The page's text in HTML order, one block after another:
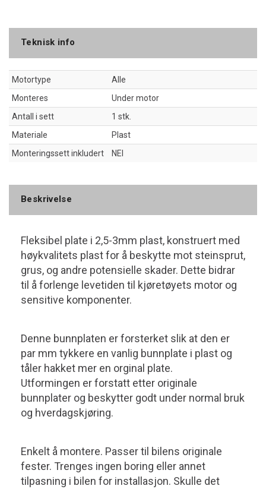
Teknisk info
Motortype
Alle
Monteres
Under motor
Antall i sett
1 stk.
Materiale
Plast
Monteringssett inkludert
NEI
Beskrivelse
Fleksibel plate i 2,5-3mm plast, konstruert med
høykvalitets plast for å beskytte mot steinsprut,
grus, og andre potensielle skader. Dette bidrar
til å forlenge levetiden til kjøretøyets motor og
sensitive komponenter.
Denne bunnplaten er forsterket slik at den er
par mm tykkere en vanlig bunnplate i plast og
tåler hakket mer en orginal plate.
Utformingen er forstatt etter originale
bunnplater og beskytter godt under normal bruk
og hverdagskjøring.
Enkelt å montere. Passer til bilens originale
fester. Trenges ingen boring eller annet
tilpasning i bilen for installasjon. Skulle det